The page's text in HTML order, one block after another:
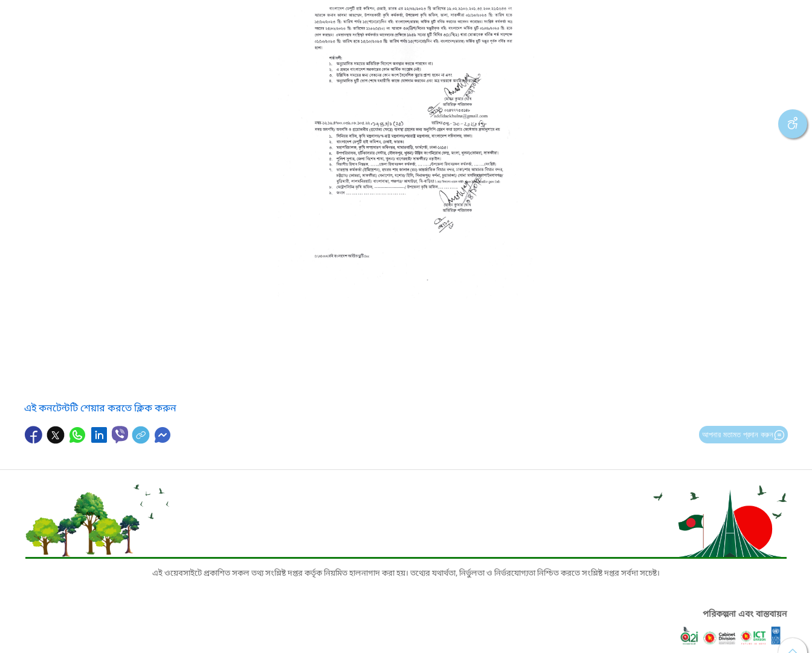
এই কনটেন্টটি শেয়ার করতে ক্লিক করুন
আপনার মতামত প্রদান করুন
এই ওয়েবসাইটে প্রকাশিত সকল তথ্য সংশ্লিষ্ট দপ্তর কর্তৃক নিয়মিত হালনাগাদ করা হয়। তথ্যের যথার্থতা, নির্ভুলতা ও নির্ভরযোগ্যতা নিশ্চিত করতে সংশ্লিষ্ট দপ্তর সর্বদা সচেষ্ট।
পরিকল্পনা এবং বাস্তবায়ন